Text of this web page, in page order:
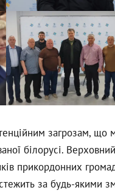
загрозам, що
білорусі.
прикордонних
за будь-якими